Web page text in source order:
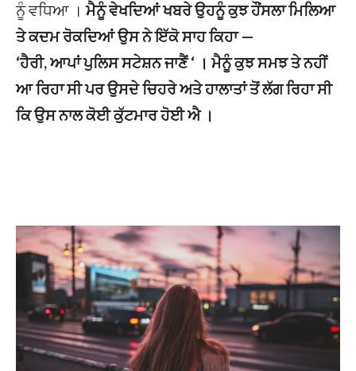
ਨੂੰ ਵਧਿਆ ।ਮੈਨੂੰ ਵੇਖਦਿਆਂ ਖਬਰੇ ਉਹਨੂੰ ਕੁਝ ਹੌਂਸਲਾ ਮਿਲਿਆ
ਤੇ ਕਦਮ ਰੋਕਦਿਆਂ ਉਸ ਨੇ ਇੱਕੋ ਸਾਹ ਕਿਹਾ —
‘ਹੈਰੀ, ਆਪਾਂ ਪੁਲਿਸ ਸਟੇਸ਼ਨ ਜਾਣੈਂ ‘ । ਮੈਨੂੰ ਕੁਝ ਸਮਝ ਤੇ ਨਹੀਂ
ਆ ਰਿਹਾ ਸੀ ਪਰ ਉਸਦੇ ਚਿਹਰੇ ਅਤੇ ਹਾਲਾਤਾਂ ਤੋਂ ਲੱਗ ਰਿਹਾ ਸੀ
ਕਿ ਉਸ ਨਾਲ ਕੋਈ ਕੁੱਟਮਾਰ ਹੋਈ ਐ ।